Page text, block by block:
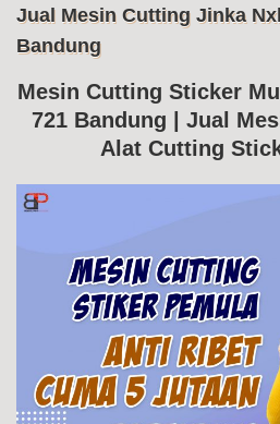
Jual Mesin Cutting Jinka
Bandung
Mesin Cutting Sticker
721 Bandung | Jual
Alat Cutting